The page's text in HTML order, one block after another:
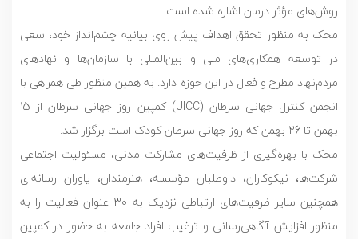
روش‌های مؤثر درمان اشاره شده است.
محک به منظور تحقق اهداف پیش روی بیانیه چشم‌انداز خود، سعی
در توسعه همکاری‌های ملی و بین‌المللی با سازمان‌ها و نهادهای
مردم‌نهاد مطرح و فعال در این حوزه دارد. به همین منظور طی همراهی با
انجمن کنترل جهانی سرطان (UICC) کمپین روز جهانی سرطان از 15
بهمن تا 26 بهمن که روز جهانی سرطان کودک است برگزار شد.
محک با بهره‌گیری از ظرفیت‌های مشارکت مدنی، مسئولیت اجتماعی
شرکت‌ها، نیکوکاران، داوطلبان مؤسسه، هنرمندان، یاوران رسانه‌ای
همچنین سایر ظرفیت‌های ارتباطی نزدیک به 30 عنوان فعالیت را به
منظور افزایش آگاهی‌رسانی و ترغیب افراد جامعه به حضور در کمپین